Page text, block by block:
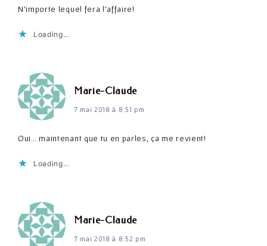
N'importe lequel fera l'affaire!
Loading...
Marie-Claudedit :
7 mai 2018 à 8:51 pm
Oui… maintenant que tu en parles, ça me revient!
Loading...
Marie-Claudedit :
7 mai 2018 à 8:52 pm